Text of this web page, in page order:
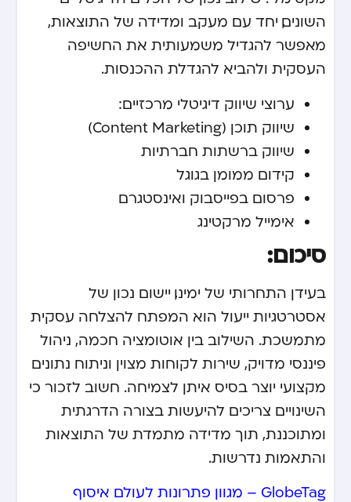
השונים, יחד עם מעקב ומדידה של התוצאות,
מאפשר להגדיל משמעותית את החשיפה
העסקית ולהביא להגדלת ההכנסות.
ערוצי שיווק דיגיטלי מרכזיים:
שיווק תוכן (Content Marketing)
שיווק ברשתות חברתיות
קידום ממומן בגוגל
פרסום בפייסבוק ואינסטגרם
אימייל מרקטינג
סיכום:
בעידן התחרותי של ימינו, יישום נכון של
אסטרטגיות ייעול הוא המפתח להצלחה עסקית
מתמשכת. השילוב בין אוטומציה חכמה, ניהול
פיננסי מדויק, שירות לקוחות מצוין וניתוח נתונים
מקצועי יוצר בסיס איתן לצמיחה. חשוב לזכור כי
השינויים צריכים להיעשות בצורה הדרגתית
ומתוכננת, תוך מדידה מתמדת של התוצאות
והתאמות נדרשות.
GlobeTag – מגוון פתרונות לעולם איסוף